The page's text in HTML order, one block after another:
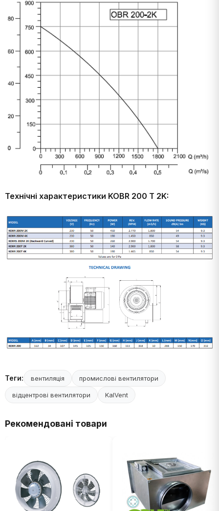
Технічні характеристики KOBR 200 T 2K:
Теги: вентиляція промислові вентилятори
відцентрові вентилятори KalVent
Рекомендовані товари